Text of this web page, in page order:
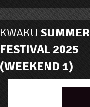
KWAKU SUMMER
FESTIVAL 2025
(WEEKEND 1)